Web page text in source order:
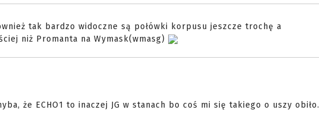
tak bardzo widoczne są połówki korpusu jeszcze trochę a
niż Promanta na Wymask(wmasg)
że ECHO1 to inaczej JG w stanach bo coś mi się takiego o uszy obiło.